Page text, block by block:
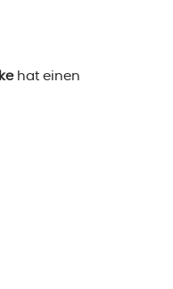
hat einen